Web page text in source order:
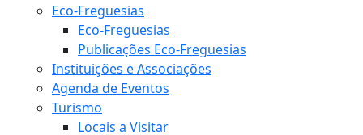
Eco-Freguesias
Eco-Freguesias
Publicações Eco-Freguesias
Instituições e Associações
Agenda de Eventos
Turismo
Locais a Visitar